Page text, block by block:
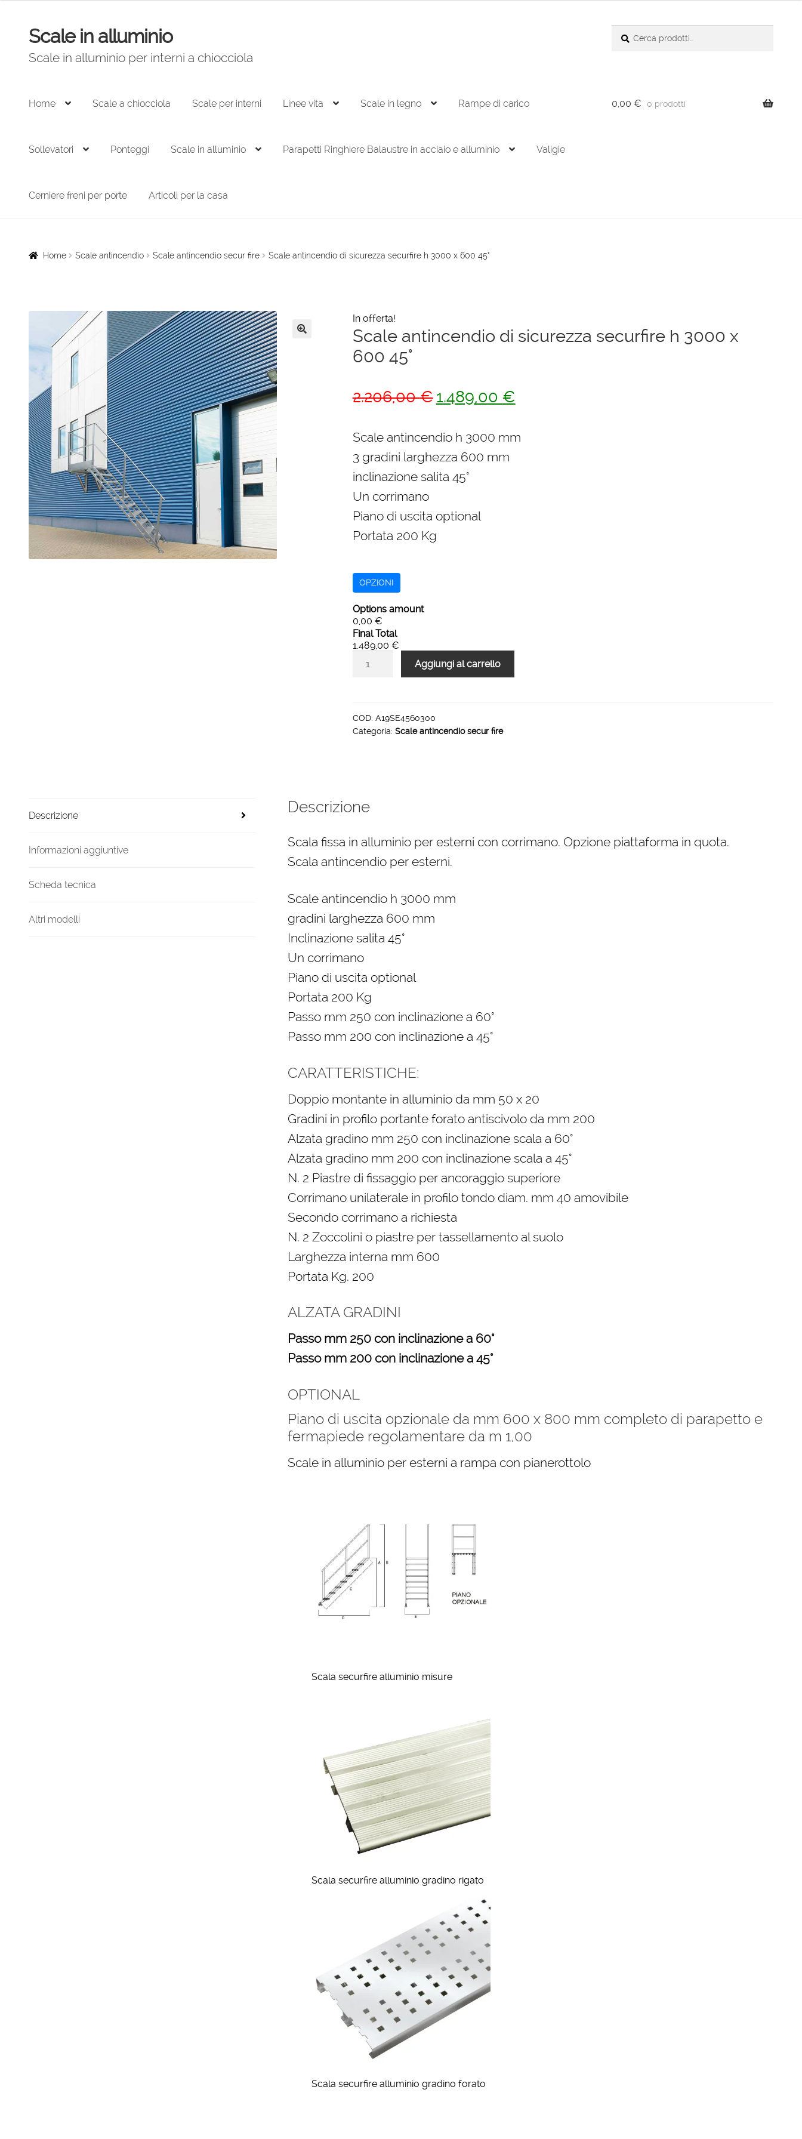
Vai
alla
navigazione
Vai
al
contenuto
Scale in alluminio
Scale in alluminio per interni a chiocciola
Home Scale a chiocciola Scale per interni Linee vita Scale in legno Rampe di carico
Sollevatori Ponteggi Scale in alluminio Parapetti Ringhiere Balaustre in acciaio e alluminio Valigie
Cerniere freni per porte Articoli per la casa
0,00 € 0 prodotti
Home Scale antincendio Scale antincendio secur fire Scale antincendio di sicurezza securfire h 3000 x 600 45°
In offerta!
Scale antincendio di sicurezza securfire h 3000 x
600 45°
2.206,00€ Il
originale
era:
2.206,00 €.
1.489,00 €
attuale
Scale antincendio h 3000 mm
3 gradini larghezza 600 mm
inclinazione salita 45°
Un corrimano
Piano di uscita optional
Portata 200 Kg
OPZIONI
Options amount
0,00 €
Final Total
1.489,00 €
securfire
h
quantità
Aggiungi al carrello
COD: A19SE4560300
Categoria: Scale antincendio secur fire
Descrizione
Informazioni aggiuntive
Scheda tecnica
Altri modelli
Descrizione
Scala fissa in alluminio per esterni con corrimano. Opzione piattaforma in quota.
Scala antincendio per esterni.
Scale antincendio h 3000 mm
gradini larghezza 600 mm
Inclinazione salita 45°
Un corrimano
Piano di uscita optional
Portata 200 Kg
Passo mm 250 con inclinazione a 60°
Passo mm 200 con inclinazione a 45°
CARATTERISTICHE:
Doppio montante in alluminio da mm 50 x 20
Gradini in profilo portante forato antiscivolo da mm 200
Alzata gradino mm 250 con inclinazione scala a 60°
Alzata gradino mm 200 con inclinazione scala a 45°
N. 2 Piastre di fissaggio per ancoraggio superiore
Corrimano unilaterale in profilo tondo diam. mm 40 amovibile
Secondo corrimano a richiesta
N. 2 Zoccolini o piastre per tassellamento al suolo
Larghezza interna mm 600
Portata Kg. 200
ALZATA GRADINI
Passo mm 250 con inclinazione a 60°
Passo mm 200 con inclinazione a 45°
OPTIONAL
Piano di uscita opzionale da mm 600 x 800 mm completo di parapetto e
fermapiede regolamentare da m 1,00
Scale in alluminio per esterni a rampa con pianerottolo
Scala securfire alluminio misure
Scala securfire alluminio gradino rigato
Scala securfire alluminio gradino forato
2.206,00 €.